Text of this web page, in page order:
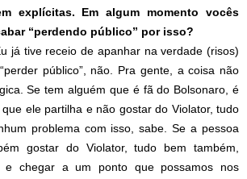
explícitas. Em algum momento vocês
“perdendo público” por isso?
já tive receio de apanhar na verdade (risos)
público”, não. Pra gente, a coisa não
Se tem alguém que é fã do Bolsonaro, é
ele partilha e não gostar do Violator, tudo
problema com isso, sabe. Se a pessoa
gostar do Violator, tudo bem também,
e chegar a um ponto que possamos nos